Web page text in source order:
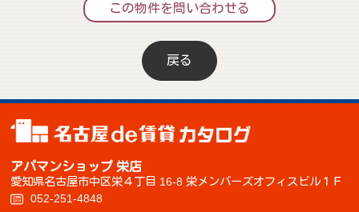
この物件を問い合わせる
戻る
アパマンショップ 栄店
愛知県名古屋市中区栄４丁目 16-8 栄メンバーズオフィスビル１Ｆ
052-251-4848